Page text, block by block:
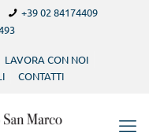
+39 02 84174409
LAVORA CON NOI
CONTATTI